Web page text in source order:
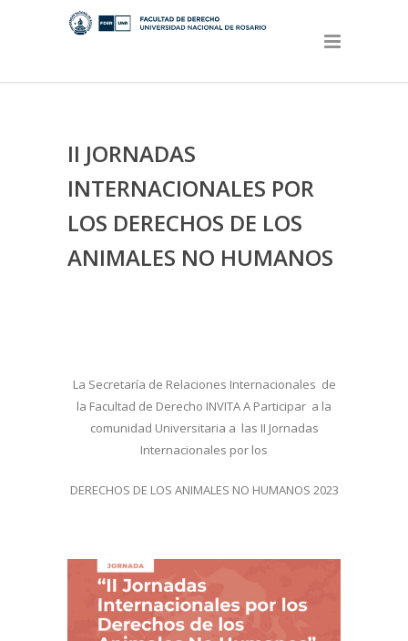
II JORNADAS
INTERNACIONALES POR
LOS DERECHOS DE LOS
ANIMALES NO HUMANOS
La Secretaría de Relaciones Internacionales de
la Facultad de Derecho INVITA A Participar a la
comunidad Universitaria a las II Jornadas
Internacionales por los
DERECHOS DE LOS ANIMALES NO HUMANOS 2023